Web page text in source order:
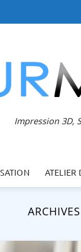
Impression 3D,
ATELIER